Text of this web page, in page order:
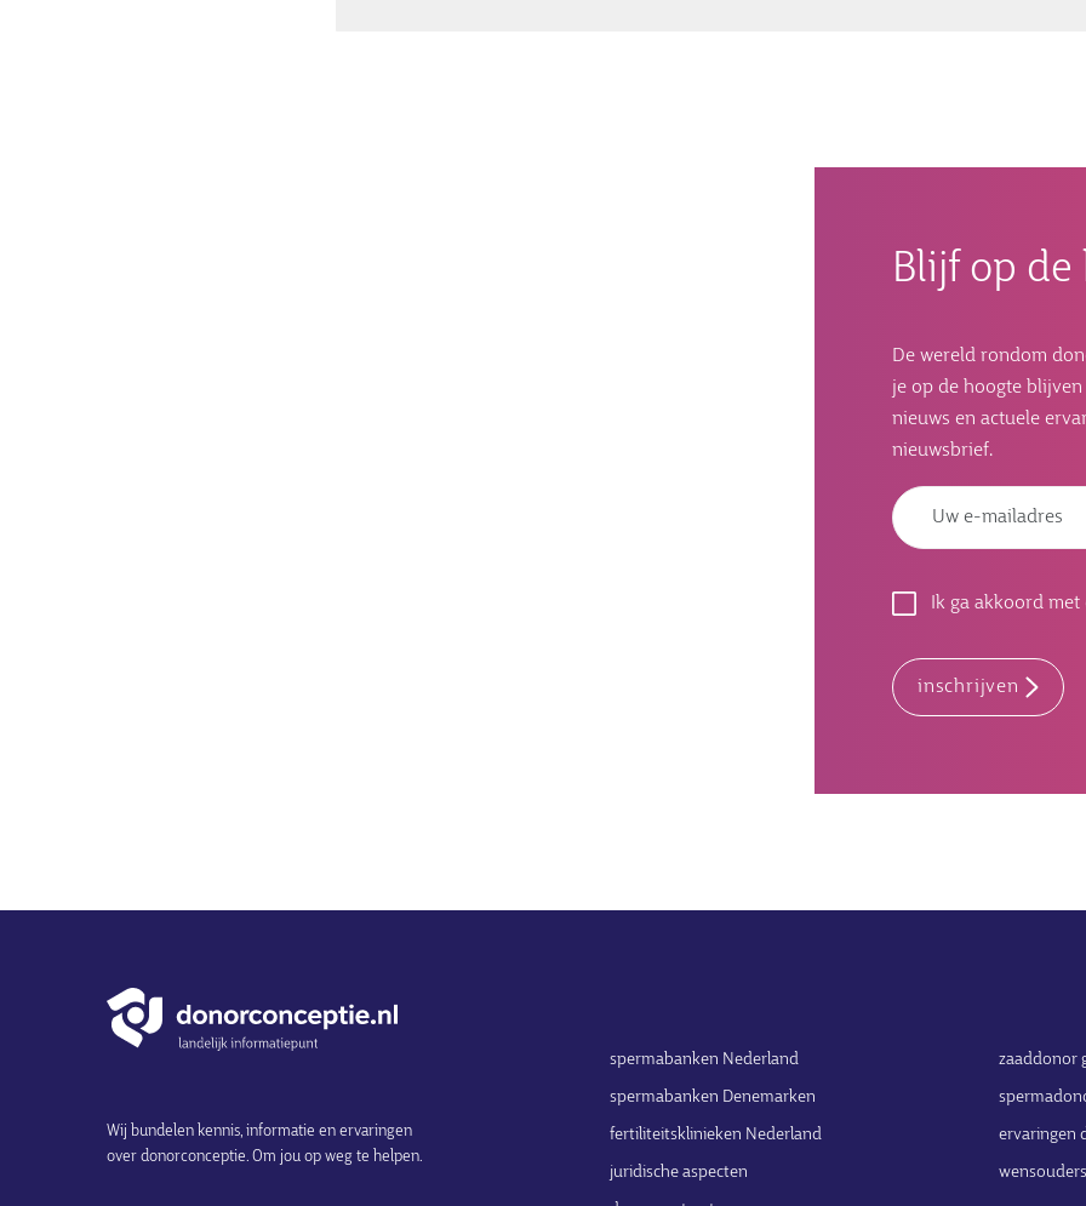
Blijf op de
De wereld rondom
je op de hoogte
nieuws en actuele
nieuwsbrief.
Ik ga akkoord met
inschrijven
Wij bundelen kennis, informatie en ervaringen
over donorconceptie. Om jou op weg te helpen.
spermabanken Nederland
spermabanken Denemarken
fertiliteitsklinieken Nederland
juridische aspecten
zaaddonor
ervaringen
wensouders